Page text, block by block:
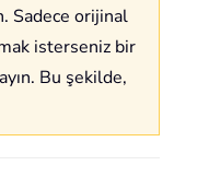
Sadece orijinal
isterseniz bir
Bu şekilde,